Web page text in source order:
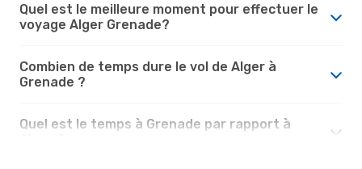
Quel est le meilleure moment pour effectuer le
voyage Alger Grenade?
Combien de temps dure le vol de Alger à
Grenade ?
Quel est le temps à Grenade par rapport à